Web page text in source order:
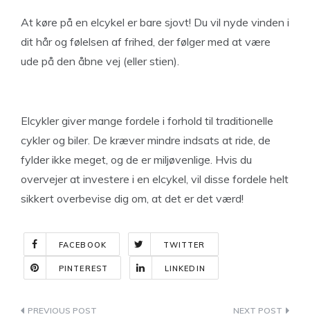
At køre på en elcykel er bare sjovt! Du vil nyde vinden i
dit hår og følelsen af ​​frihed, der følger med at være
ude på den åbne vej (eller stien).
Elcykler giver mange fordele i forhold til traditionelle
cykler og biler. De kræver mindre indsats at ride, de
fylder ikke meget, og de er miljøvenlige. Hvis du
overvejer at investere i en elcykel, vil disse fordele helt
sikkert overbevise dig om, at det er det værd!
FACEBOOK TWITTER
PINTEREST LINKEDIN
Indlægsnavigation